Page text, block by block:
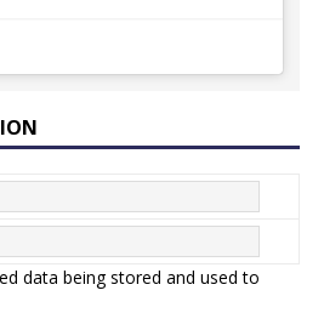
data being stored and used to